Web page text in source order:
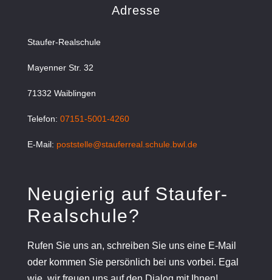
Adresse
Staufer-Realschule
Mayenner Str. 32
71332 Waiblingen
Telefon: 07151-5001-4260
E-Mail: poststelle@stauferreal.schule.bwl.de
Neugierig auf Staufer-
Realschule?
Rufen Sie uns an, schreiben Sie uns eine E-Mail
oder kommen Sie persönlich bei uns vorbei. Egal